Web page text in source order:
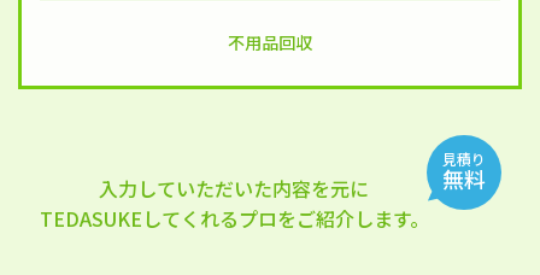
不用品回収
見積り
無料
入力していただいた内容を元に
TEDASUKEしてくれるプロをご紹介します。